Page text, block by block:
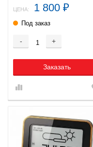
ЦЕНА: 1 800 ₽
Под заказ
- +
Заказать